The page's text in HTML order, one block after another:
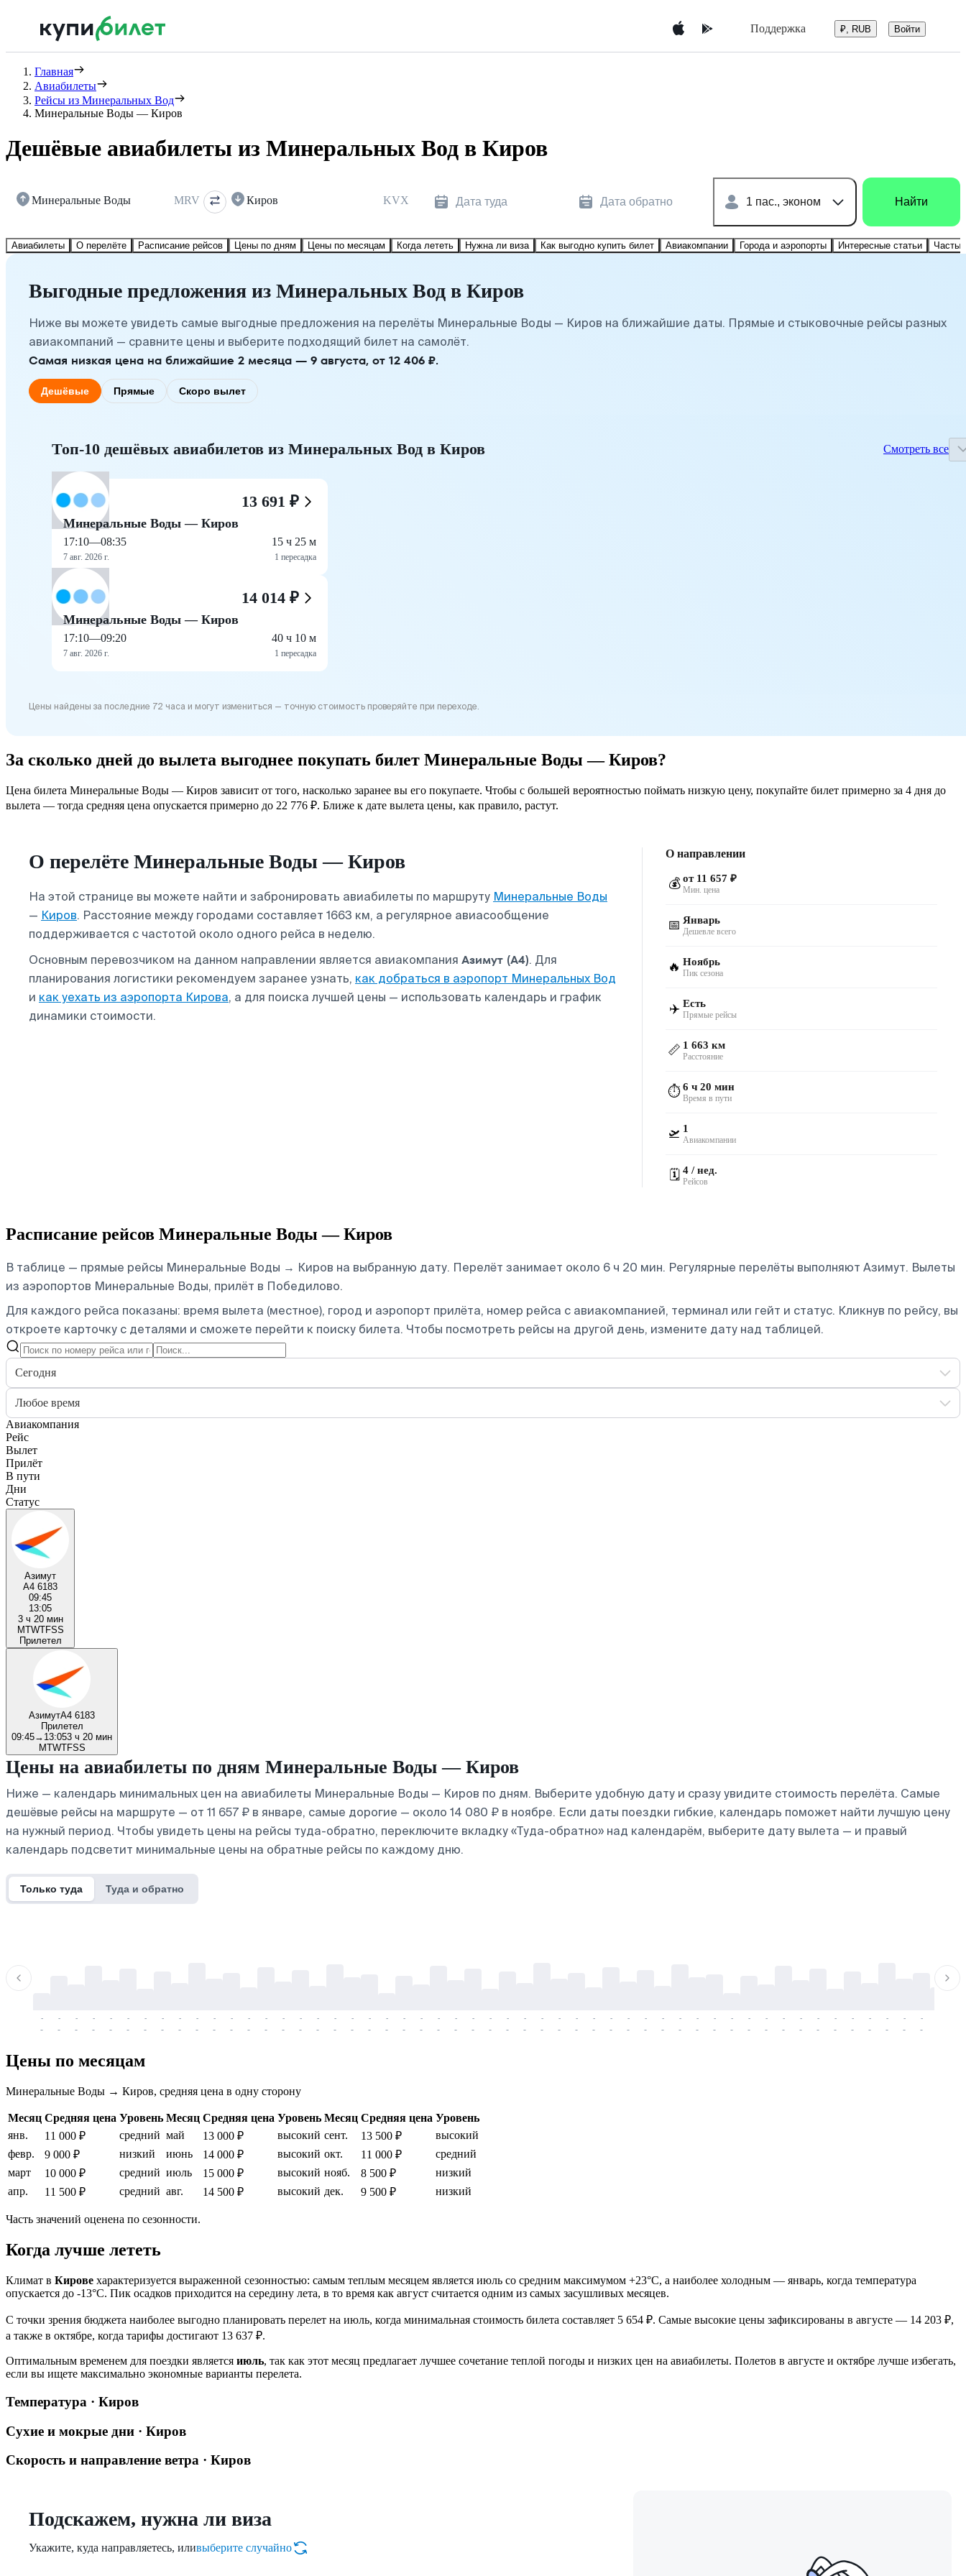
Поддержка ₽, RUB Войти
Главная
Авиабилеты
Рейсы из Минеральных Вод
Минеральные Воды — Киров
Дешёвые авиабилеты из Минеральных Вод в Киров
Минеральные Воды MRV Киров KVX Дата туда Дата обратно 1 пас., эконом Найти
Авиабилеты О перелёте Расписание рейсов Цены по дням Цены по месяцам Когда лететь Нужна ли виза Как выгодно купить билет Авиакомпании Города и аэропорты Интересные статьи
Выгодные предложения из Минеральных Вод в Киров
Ниже вы можете увидеть самые выгодные предложения на перелёты Минеральные Воды — Киров на ближайшие даты. Прямые и стыковочные рейсы разных
авиакомпаний — сравните цены и выберите подходящий билет на самолёт.
Самая низкая цена на ближайшие 2 месяца — 9 августа, от 12 406 ₽.
Дешёвые Прямые Скоро вылет
Топ-10 дешёвых авиабилетов из Минеральных Вод в Киров Смотреть все
13 691 ₽
Минеральные Воды — Киров
17:10—08:35
7 авг. 2026 г.
15 ч 25 м
1 пересадка
14 014 ₽
Минеральные Воды — Киров
17:10—09:20
7 авг. 2026 г.
40 ч 10 м
1 пересадка
Цены найдены за последние 72 часа и могут измениться — точную стоимость проверяйте при переходе.
За сколько дней до вылета выгоднее покупать билет Минеральные Воды — Киров?
Цена билета Минеральные Воды — Киров зависит от того, насколько заранее вы его покупаете. Чтобы с большей вероятностью поймать низкую цену, покупайте билет примерно за 4 дня до
вылета — тогда средняя цена опускается примерно до 22 776 ₽. Ближе к дате вылета цены, как правило, растут.
О перелёте Минеральные Воды — Киров
На этой странице вы можете найти и забронировать авиабилеты по маршруту Минеральные Воды
— Киров. Расстояние между городами составляет 1663 км, а регулярное авиасообщение
поддерживается с частотой около одного рейса в неделю.
Основным перевозчиком на данном направлении является авиакомпания Азимут (A4). Для
планирования логистики рекомендуем заранее узнать, как добраться в аэропорт Минеральных Вод
и как уехать из аэропорта Кирова, а для поиска лучшей цены — использовать календарь и график
динамики стоимости.
О направлении
💰 от 11 657 ₽
Мин. цена
📅 Январь
Дешевле всего
🔥 Ноябрь
Пик сезона
✈️ Есть
Прямые рейсы
📏 1 663 км
Расстояние
⏱️ 6 ч 20 мин
Время в пути
🛫 1
Авиакомпании
🗓️ 4 / нед.
Рейсов
Расписание рейсов Минеральные Воды — Киров
В таблице — прямые рейсы Минеральные Воды → Киров на выбранную дату. Перелёт занимает около 6 ч 20 мин. Регулярные перелёты выполняют Азимут. Вылеты
из аэропортов Минеральные Воды, прилёт в Победилово.
Для каждого рейса показаны: время вылета (местное), город и аэропорт прилёта, номер рейса с авиакомпанией, терминал или гейт и статус. Кликнув по рейсу, вы
откроете карточку с деталями и сможете перейти к поиску билета. Чтобы посмотреть рейсы на другой день, измените дату над таблицей.
Сегодня
Любое время
Авиакомпания
Рейс
Вылет
Прилёт
В пути
Дни
Статус
Азимут
A4 6183
09:45
13:05
3 ч 20 мин
MTWTFSS
Прилетел
АзимутA4 6183
Прилетел
09:45→ 13:053 ч 20 мин
MTWTFSS
Цены на авиабилеты по дням Минеральные Воды — Киров
Ниже — календарь минимальных цен на авиабилеты Минеральные Воды — Киров по дням. Выберите удобную дату и сразу увидите стоимость перелёта. Самые
дешёвые рейсы на маршруте — от 11 657 ₽ в январе, самые дорогие — около 14 080 ₽ в ноябре. Если даты поездки гибкие, календарь поможет найти лучшую цену
на нужный период. Чтобы увидеть цены на рейсы туда-обратно, переключите вкладку «Туда-обратно» над календарём, выберите дату вылета — и правый
календарь подсветит минимальные цены на обратные рейсы по каждому дню.
Только туда Туда и обратно
-
-
-
-
-
-
-
-
-
-
-
-
-
-
-
-
-
-
-
-
-
-
-
-
-
-
-
-
-
-
-
-
-
-
-
-
-
-
-
-
-
-
-
-
-
-
-
-
-
-
-
-
-
-
-
-
-
-
-
-
-
-
-
-
-
-
-
-
-
-
-
-
-
-
-
-
-
-
-
-
-
-
-
-
-
-
-
-
-
-
-
-
-
-
-
-
-
-
-
-
-
-
-
-
Цены по месяцам
Минеральные Воды → Киров, средняя цена в одну сторону
Месяц Средняя цена Уровень Месяц Средняя цена Уровень Месяц Средняя цена Уровень
янв.
11 000 ₽ средний май 13 000 ₽ высокий сент. 13 500 ₽
высокий
февр.
9 000 ₽ низкий июнь 14 000 ₽ высокий окт. 11 000 ₽
средний
март
10 000 ₽ средний июль 15 000 ₽ высокий нояб. 8 500 ₽
низкий
апр.
11 500 ₽ средний авг. 14 500 ₽ высокий дек. 9 500 ₽ низкий
Часть значений оценена по сезонности.
Когда лучше лететь
Климат в Кирове характеризуется выраженной сезонностью: самым теплым месяцем является июль со средним максимумом +23°C, а наиболее холодным — январь, когда температура
опускается до -13°C. Пик осадков приходится на середину лета, в то время как август считается одним из самых засушливых месяцев.
С точки зрения бюджета наиболее выгодно планировать перелет на июль, когда минимальная стоимость билета составляет 5 654 ₽. Самые высокие цены зафиксированы в августе — 14 203 ₽,
а также в октябре, когда тарифы достигают 13 637 ₽.
Оптимальным временем для поездки является июль, так как этот месяц предлагает лучшее сочетание теплой погоды и низких цен на авиабилеты. Полетов в августе и октябре лучше избегать,
если вы ищете максимально экономные варианты перелета.
Температура · Киров
Сухие и мокрые дни · Киров
Скорость и направление ветра · Киров
Подскажем, нужна ли виза
Укажите, куда направляетесь, иливыберите случайно